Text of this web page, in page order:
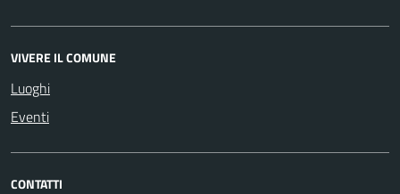
VIVERE IL COMUNE
Luoghi
Eventi
CONTATTI